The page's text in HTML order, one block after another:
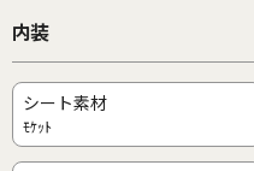
内装
シート素材
ﾓｹｯﾄ